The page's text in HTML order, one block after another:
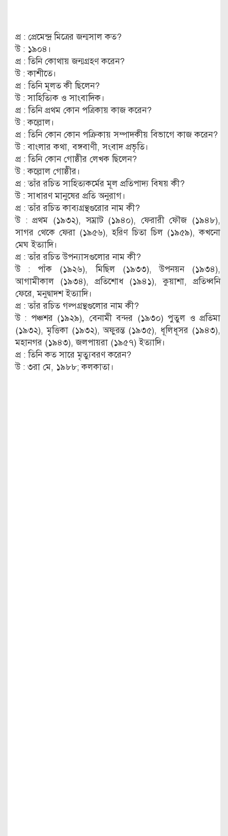
প্র : প্রেমেন্দ্র মিত্রের জন্মসাল কত?
উ : ১৯০৪।
প্র : তিনি কোথায় জন্মগ্রহণ করেন?
উ : কাশীতে।
প্র : তিনি মূলত কী ছিলেন?
উ : সাহিত্যিক ও সাংবাদিক।
প্র : তিনি প্রথম কোন পত্রিকায় কাজ করেন?
উ : কল্লোল।
প্র : তিনি কোন কোন পক্রিকায় সম্পাদকীয় বিভাগে কাজ করেন?
উ : বাংলার কথা, বঙ্গবাণী, সংবাদ প্রভৃতি।
প্র : তিনি কোন গোষ্ঠীর লেখক ছিলেন?
উ : কল্লোল গোষ্ঠীর।
প্র : তাঁর রচিত সাহিত্যকর্মের মূল প্রতিপাদ্য বিষয় কী?
উ : সাধারণ মানুষের প্রতি অনুরাগ।
প্র : তাঁর রচিত কাব্যগ্রন্থগুরোর নাম কী?
উ : প্রথম (১৯৩২), সম্রাট (১৯৪০), ফেরারী ফৌজ (১৯৪৮),
সাগর থেকে ফেরা (১৯৫৬), হরিণ চিতা চিল (১৯৫৯), কখনো
মেঘ ইত্যাদি।
প্র : তাঁর রচিত উপন্যাসগুলোর নাম কী?
উ : পাঁক (১৯২৬), মিছিল (১৯৩৩), উপনয়ন (১৯৩৪),
আগামীকাল (১৯৩৪), প্রতিশোধ (১৯৪১), কুয়াশা, প্রতিধ্বনি
ফেরে, মনুদ্বাদশ ইত্যাদি।
প্র : তাঁর রচিত গল্পগ্রন্থগুলোর নাম কী?
উ : পঞ্চশর (১৯২৯), বেনামী বন্দর (১৯৩০) পুতুল ও প্রতিমা
(১৯৩২), মৃত্তিকা (১৯৩২), অফুরন্ত (১৯৩৫), ধূলিধূসর (১৯৪৩),
মহানগর (১৯৪৩), জলপায়রা (১৯৫৭) ইত্যাদি।
প্র : তিনি কত সারে মৃত্যুবরণ করেন?
উ : ৩রা মে, ১৯৮৮; কলকাতা।